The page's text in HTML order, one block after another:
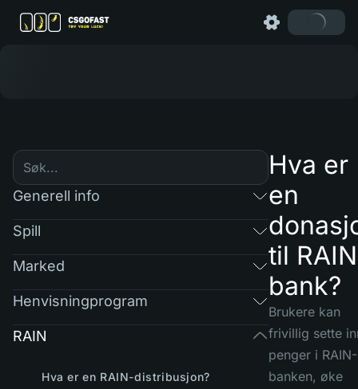
Generell info
Spill
Marked
Henvisningprogram
RAIN
Hva er en RAIN-distribusjon?
Hva er
en
til RAIN
bank?
Brukere kan
frivillig sette
penger i RAIN-
banken, øke